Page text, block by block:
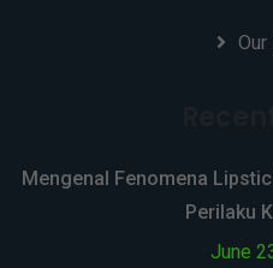
Our
Mengenal Fenomena
Perilaku
June